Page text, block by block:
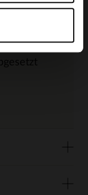
ist
sind mit